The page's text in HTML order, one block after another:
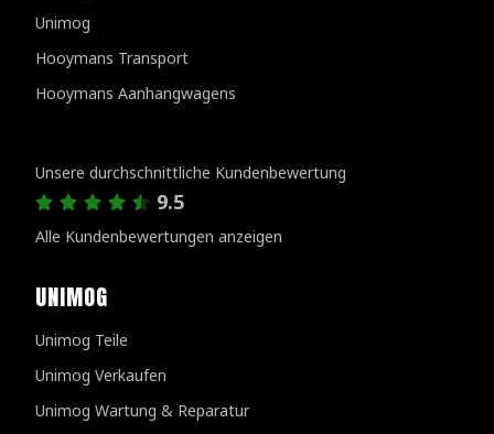
Unimog
Hooymans Transport
Hooymans Aanhangwagens
Unsere durchschnittliche Kundenbewertung
9.5
Alle Kundenbewertungen anzeigen
UNIMOG
Unimog Teile
Unimog Verkaufen
Unimog Wartung & Reparatur